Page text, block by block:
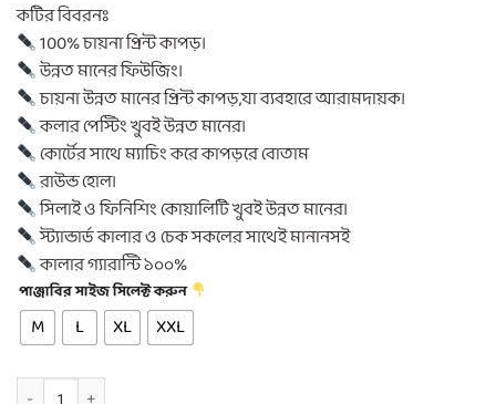
was:
1,450.00৳ .
কটির বিবরনঃ
100% চায়না প্রিন্ট কাপড়।
উন্নত মানের ফিউজিং।
চায়না উন্নত মানের প্রিন্ট কাপড়,যা ব্যবহারে আরামদায়ক।
কলার পেস্টিং খুবই উন্নত মানের।
কোর্টের সাথে ম্যাচিং করে কাপড়রে বোতাম
রাউন্ড হোল।
সিলাই ও ফিনিশিং কোয়ালিটি খুবই উন্নত মানের।
স্ট্যান্ডার্ড কালার ও চেক সকলের সাথেই মানানসই
কালার গ্যারান্টি ১০০%
পাঞ্জাবির সাইজ সিলেক্ট করুন
M L XL XXL
ডিজিটাল প্রিন্ট কটি quantity